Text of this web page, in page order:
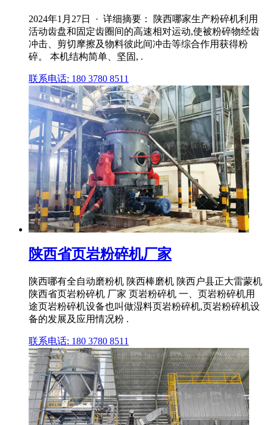
2024年1月27日 · 详细摘要： 陕西哪家生产粉碎机利用
活动齿盘和固定齿圈间的高速相对运动,使被粉碎物经齿
冲击、剪切摩擦及物料彼此间冲击等综合作用获得粉
碎。 本机结构简单、坚固, .
联系电话: 180 3780 8511
陕西省页岩粉碎机厂家
陕西哪有全自动磨粉机 陕西棒磨机 陕西户县正大雷蒙机
陕西省页岩粉碎机 厂家 页岩粉碎机 一、页岩粉碎机用
途页岩粉碎机设备也叫做湿料页岩粉碎机,页岩粉碎机设
备的发展及应用情况粉 .
联系电话: 180 3780 8511